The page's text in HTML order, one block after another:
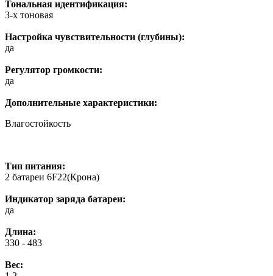
Тональная идентификация:
3-х тоновая
Настройка чувствительности (глубины):
да
Регулятор громкости:
да
Дополнительные характеристики:
Влагостойкость
Тип питания:
2 батареи 6F22(Крона)
Индикатор заряда батареи:
да
Длина:
330 - 483
Вес: